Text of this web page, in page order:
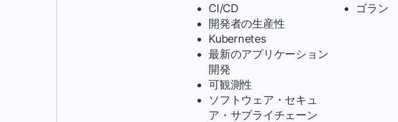
CI/CD
開発者の生産性
Kubernetes
最新のアプリケーション
開発
可観測性
ソフトウェア・セキュ
ア・サプライチェーン
ゴラン